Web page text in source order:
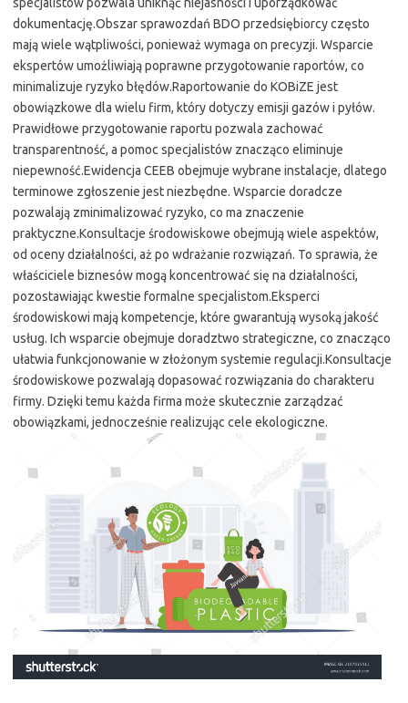
dokumentację.Obszar sprawozdań BDO przedsiębiorcy często
mają wiele wątpliwości, ponieważ wymaga on precyzji. Wsparcie
ekspertów umożliwiają poprawne przygotowanie raportów, co
minimalizuje ryzyko błędów.Raportowanie do KOBiZE jest
obowiązkowe dla wielu firm, który dotyczy emisji gazów i pyłów.
Prawidłowe przygotowanie raportu pozwala zachować
transparentność, a pomoc specjalistów znacząco eliminuje
niepewność.Ewidencja CEEB obejmuje wybrane instalacje, dlatego
terminowe zgłoszenie jest niezbędne. Wsparcie doradcze
pozwalają zminimalizować ryzyko, co ma znaczenie
praktyczne.Konsultacje środowiskowe obejmują wiele aspektów,
od oceny działalności, aż po wdrażanie rozwiązań. To sprawia, że
właściciele biznesów mogą koncentrować się na działalności,
pozostawiając kwestie formalne specjalistom.Eksperci
środowiskowi mają kompetencje, które gwarantują wysoką jakość
usług. Ich wsparcie obejmuje doradztwo strategiczne, co znacząco
ułatwia funkcjonowanie w złożonym systemie regulacji.Konsultacje
środowiskowe pozwalają dopasować rozwiązania do charakteru
firmy. Dzięki temu każda firma może skutecznie zarządzać
obowiązkami, jednocześnie realizując cele ekologiczne.